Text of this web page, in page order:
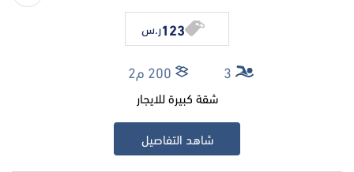
123ر.س
3 200 م2
شقة كبيرة للايجار
شاهد التفاصيل